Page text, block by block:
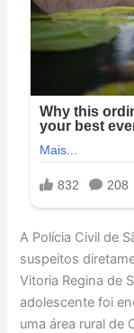
A Polícia Civil de
suspeitos
Vitoria Regina de
adolescente foi
uma área rural de